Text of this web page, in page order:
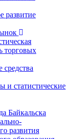
развитие
торговых
и статистические
Байкальска
развития